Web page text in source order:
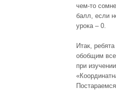
чем-то
балл, если
урока – 0.
Итак,
обобщим
при